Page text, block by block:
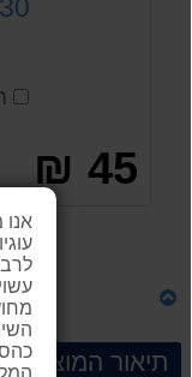
30 סמ - ארקוסטיל
45 ₪
תיאור המוצר